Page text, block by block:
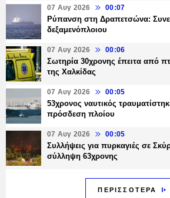
07 Αυγ 2026 00:07
Ρύπανση στη Δραπετσώνα:
δεξαμενόπλοιου
07 Αυγ 2026 00:06
Σωτηρία 30χρονης έπειτα από
της Χαλκίδας
07 Αυγ 2026 00:05
53χρονος ναυτικός
πρόσδεση πλοίου
07 Αυγ 2026 00:05
Συλλήψεις για πυρκαγιές σε
σύλληψη 63χρονης
ΠΕΡΙΣΣΟΤΕΡΑ